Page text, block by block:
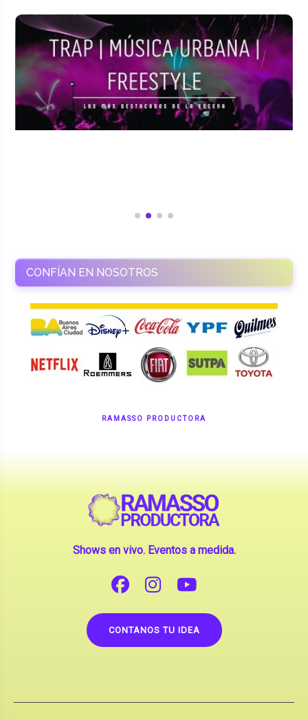
RAMASSO PRODUCTORA